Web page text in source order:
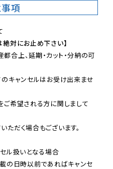
項
絶対にお止め下さい】
合上、延期・カット・分納の可
のキャンセルはお受け出来ませ
ご希望される方に関しまして
だく場合もございます。
ル扱いとなる場合
の日時以前であればキャンセ